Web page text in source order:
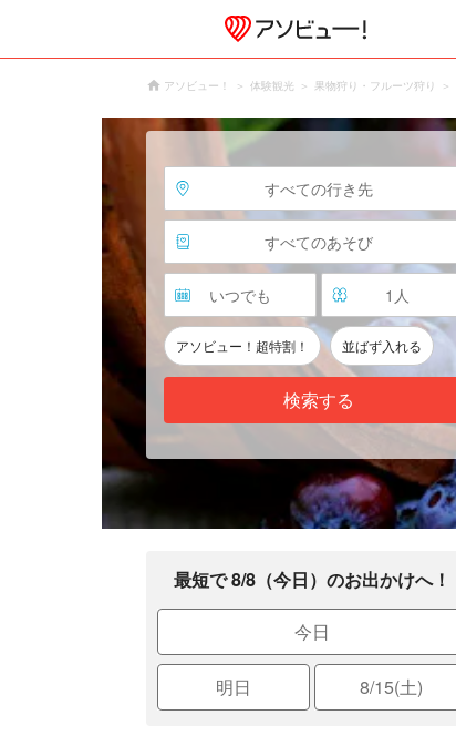
アソビュー！ 体験観光 果物狩り・フルーツ狩り
すべての行き先
すべてのあそび
いつでも 1 人
アソビュー！超特割！ 並ばず入れる
検索する
最短で 8/8（今日）のお出かけへ！
今日
明日 8/15(土)